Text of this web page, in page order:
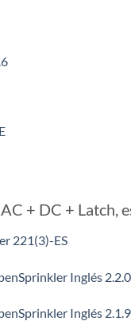
+ DC + Latch,
221(3)-ES
Inglés
Inglés